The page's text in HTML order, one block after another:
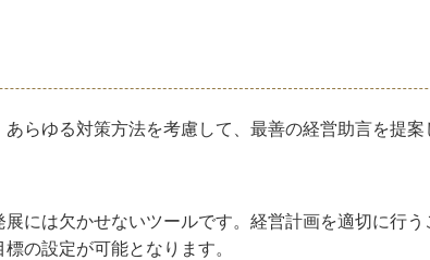
らゆる対策方法を考慮して、最善の経営助言を提案
には欠かせないツールです。経営計画を適切に行
の設定が可能となります。